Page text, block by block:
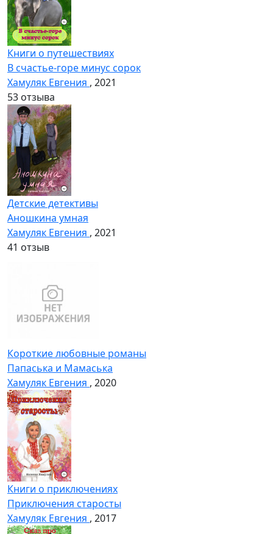
Книги о путешествиях
В счастье-горе минус сорок
Хамуляк Евгения , 2021
53 отзыва
Детские детективы
Аношкина умная
Хамуляк Евгения , 2021
41 отзыв
Короткие любовные романы
Папаська и Мамаська
Хамуляк Евгения , 2020
Книги о приключениях
Приключения старосты
Хамуляк Евгения , 2017